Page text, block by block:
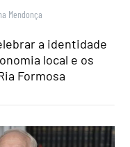
Mendonça
a identidade
local e os
Formosa